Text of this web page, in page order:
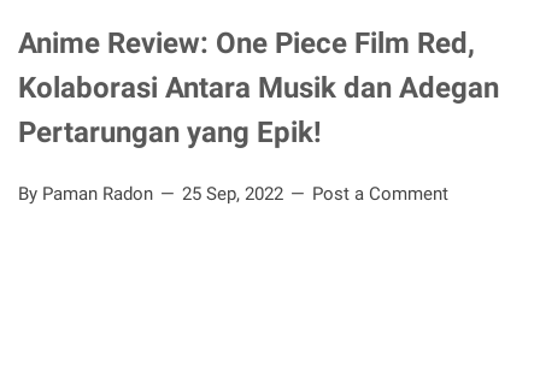
Anime Review: One Piece Film Red,
Kolaborasi Antara Musik dan Adegan
Pertarungan yang Epik!
By Paman Radon 25 Sep, 2022 Post a Comment